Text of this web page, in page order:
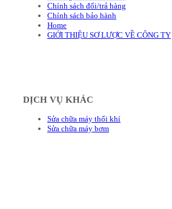
Chính sách đổi/trả hàng
Chính sách bảo hành
Home
GIỚI THIỆU SƠ LƯỢC VỀ CÔNG TY
DỊCH VỤ KHÁC
Sửa chữa máy thổi khí
Sửa chữa máy bơm